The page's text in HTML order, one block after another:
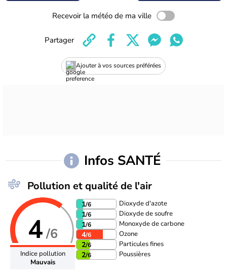
Recevoir la météo de ma ville
Ajouter à vos sources préférées
Partager
Infos SANTÉ
Pollution et qualité de l'air
4/6
Indice pollution
Mauvais
1/6 Dioxyde d'azote
1/6 Dioxyde de soufre
1/6 Monoxyde de carbone
4/6 Ozone
2/6 Particules fines
2/6 Poussières